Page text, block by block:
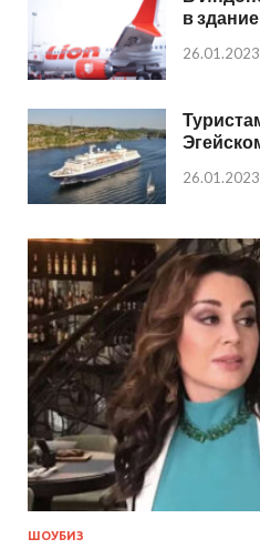
в
26.01.2023
26.01.2023
ШОУБИЗ